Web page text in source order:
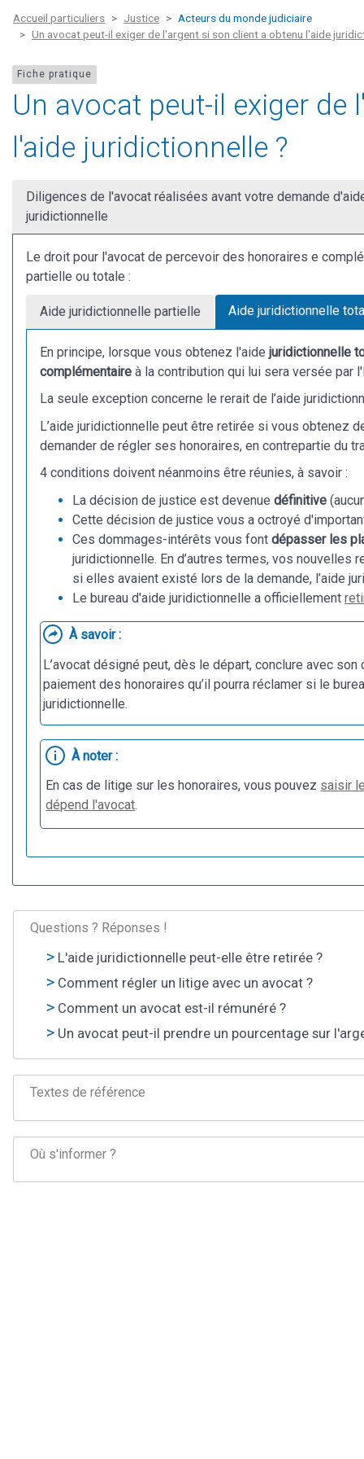
Accueil particuliers Justice
Acteurs du monde judiciaire
Un avocat peut-il exiger de l'argent si son client a obtenu l'aide
Fiche pratique
Un avocat peut-il exiger
l'aide juridictionnelle ?
Diligences de l'avocat réalisées avant votre demande
juridictionnelle
Le droit pour l'avocat de percevoir des honoraires e
partielle ou totale :
Aide juridictionnelle partielle Aide juridictionnelle
En principe, lorsque vous obtenez l'aide juridictionnelle
complémentaire à la contribution qui lui sera versée par
La seule exception concerne le rerait de l’aide
L’aide juridictionnelle peut être retirée si vous obtenez
demander de régler ses honoraires, en contrepartie du
4 conditions doivent néanmoins être réunies, à savoir :
La décision de justice est devenue définitive
Cette décision de justice vous a octroyé
Ces dommages-intérêts vous font dépasser les
juridictionnelle. En d’autres termes, vos
si elles avaient existé lors de la demande, l’aide
Le bureau d'aide juridictionnelle a officiellement
À savoir :
L’avocat désigné peut, dès le départ, conclure avec
paiement des honoraires qu’il pourra réclamer si le
juridictionnelle.
À noter :
En cas de litige sur les honoraires, vous pouvez saisir
dépend l'avocat.
Questions ? Réponses !
L'aide juridictionnelle peut-elle être retirée ?
Comment régler un litige avec un avocat ?
Comment un avocat est-il rémunéré ?
Un avocat peut-il prendre un pourcentage sur
Textes de référence
Où s'informer ?